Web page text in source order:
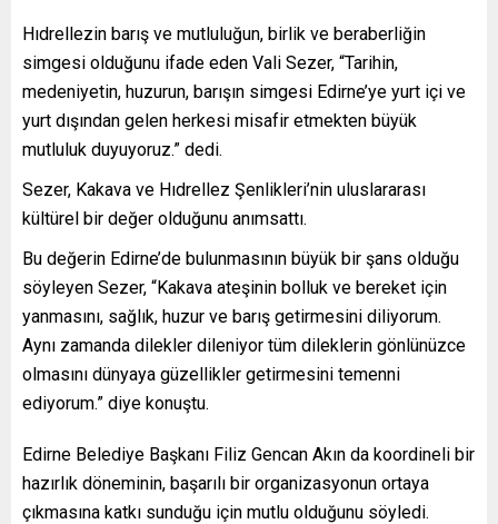
Hıdrellezin barış ve mutluluğun, birlik ve beraberliğin
simgesi olduğunu ifade eden Vali Sezer, “Tarihin,
medeniyetin, huzurun, barışın simgesi Edirne’ye yurt içi ve
yurt dışından gelen herkesi misafir etmekten büyük
mutluluk duyuyoruz.” dedi.
Sezer, Kakava ve Hıdrellez Şenlikleri’nin uluslararası
kültürel bir değer olduğunu anımsattı.
Bu değerin Edirne’de bulunmasının büyük bir şans olduğu
söyleyen Sezer, “Kakava ateşinin bolluk ve bereket için
yanmasını, sağlık, huzur ve barış getirmesini diliyorum.
Aynı zamanda dilekler dileniyor tüm dileklerin gönlünüzce
olmasını dünyaya güzellikler getirmesini temenni
ediyorum.” diye konuştu.
Edirne Belediye Başkanı Filiz Gencan Akın da koordineli bir
hazırlık döneminin, başarılı bir organizasyonun ortaya
çıkmasına katkı sunduğu için mutlu olduğunu söyledi.